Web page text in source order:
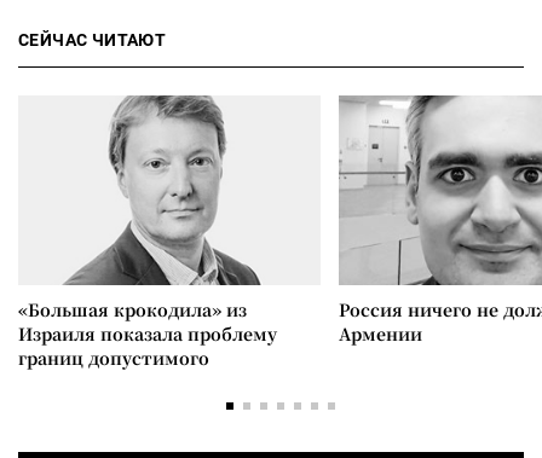
СЕЙЧАС ЧИТАЮТ
«Большая крокодила» из
Израиля показала проблему
границ допустимого
Россия ничего не
Армении